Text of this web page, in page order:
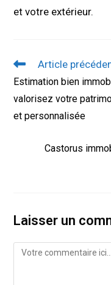
et votre extérieur.
Read
articles
Article
Estimation bien
valorisez votre
et personnalisée
Castorus
Laisser un
Comment